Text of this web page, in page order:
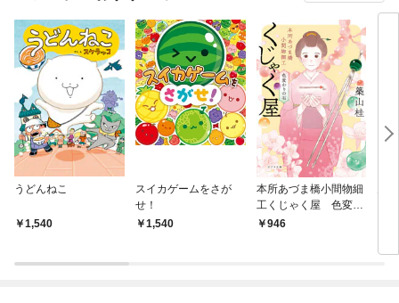
うどんねこ
1,540
スイカゲームをさが
せ！
1,540
本所あづま橋小間物細
工くじゃく屋 色変わ
りの石
946